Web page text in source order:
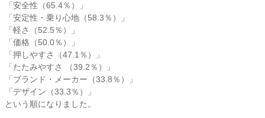
「安全性（65.4％）」
「安定性・乗り心地（58.3％）」
「軽さ（52.5％）」
「価格（50.0％）」
「押しやすさ（47.1％）」
「たたみやすさ （39.2％）」
「ブランド・メーカー（33.8％）」
「デザイン（33.3％）」
という順になりました。